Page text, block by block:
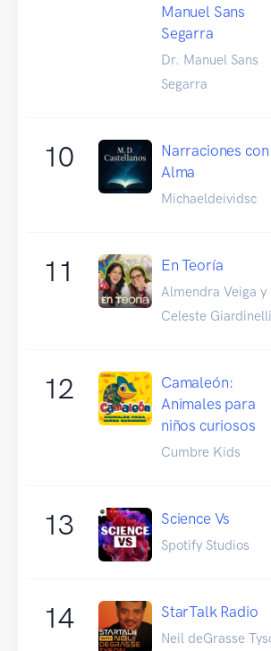
Manuel Sans
Segarra
Dr. Manuel Sans
Segarra
10
Narraciones con
Alma
Michaeldeividsc
11 En Teoría
Almendra Veiga y
Celeste Giardinelli
12
Camaleón:
Animales para
niños curiosos
Cumbre Kids
13 Science Vs
Spotify Studios
14 StarTalk Radio
Neil deGrasse